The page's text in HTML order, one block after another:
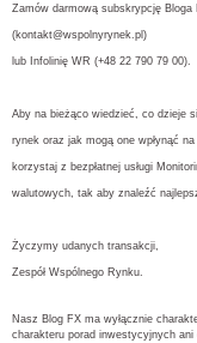
Zamów darmową subskrypcję
(kontakt@wspolnyrynek.pl )
lub Infolinię WR (+48 22 790 79 00).
Aby na bieżąco wiedzieć, co dzieje
rynek oraz jak mogą one wpłynąć
korzystaj z bezpłatnej usługi
walutowych, tak aby znaleźć
Życzymy udanych transakcji,
Zespół Wspólnego Rynku.
Nasz Blog FX ma wyłącznie
charakteru porad inwestycyjnych ani